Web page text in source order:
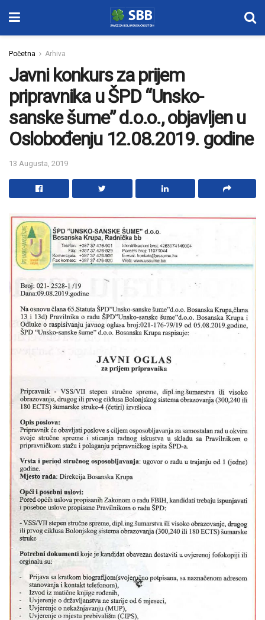
Početna Arhiva
Javni konkurs za prijem
pripravnika u ŠPD “Unsko-
sanske šume” d.o.o., objavljen u
Oslobođenju 12.08.2019. godine
13 Augusta, 2019